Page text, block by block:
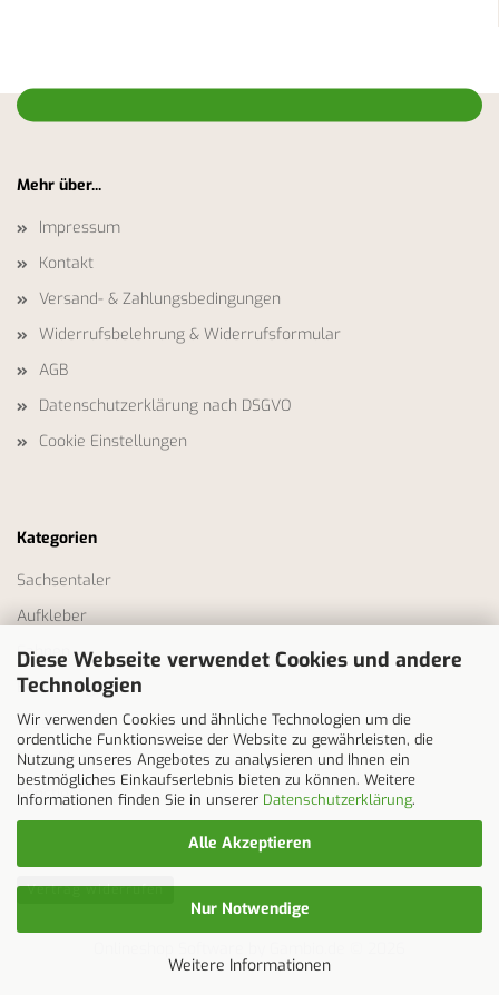
Diese Webseite verwendet Cookies und andere
Technologien
Wir verwenden Cookies und ähnliche Technologien um die
ordentliche Funktionsweise der Website zu gewährleisten, die
Nutzung unseres Angebotes zu analysieren und Ihnen ein
bestmögliches Einkaufserlebnis bieten zu können. Weitere
Informationen finden Sie in unserer Datenschutzerklärung.
Alle Akzeptieren
Nur Notwendige
Weitere Informationen
Mehr über...
Impressum
Kontakt
Versand- & Zahlungsbedingungen
Widerrufsbelehrung & Widerrufsformular
AGB
Datenschutzerklärung nach DSGVO
Cookie Einstellungen
Kategorien
Sachsentaler
Aufkleber
Fahnen
Bekleidung
Tassen
Erzgebirge
Sonstiges
Vertrag widerrufen